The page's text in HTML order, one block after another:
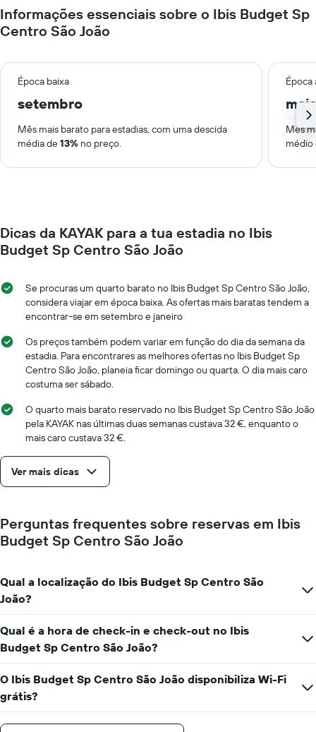
Informações essenciais sobre o Ibis Budget Sp
Centro São João
Época baixa Época
setembro
Mês mais barato para estadias, com uma descida
média de13% no preço.
Mês
Dicas da KAYAK para a tua estadia no Ibis
Budget Sp Centro São João
Se procuras um quarto barato no Ibis Budget Sp Centro São João,
considera viajar em época baixa. As ofertas mais baratas tendem a
encontrar-se em setembro e janeiro
Os preços também podem variar em função do dia da semana da
estadia. Para encontrares as melhores ofertas no Ibis Budget Sp
Centro São João, planeia ficar domingo ou quarta. O dia mais caro
costuma ser sábado.
O quarto mais barato reservado no Ibis Budget Sp Centro São João
pela KAYAK nas últimas duas semanas custava 32 €, enquanto o
mais caro custava 32 €.
Ver mais dicas
Perguntas frequentes sobre reservas em Ibis
Budget Sp Centro São João
Qual a localização do Ibis Budget Sp Centro São
João?
Qual é a hora de check-in e check-out no Ibis
Budget Sp Centro São João?
O Ibis Budget Sp Centro São João disponibiliza Wi-Fi
grátis?